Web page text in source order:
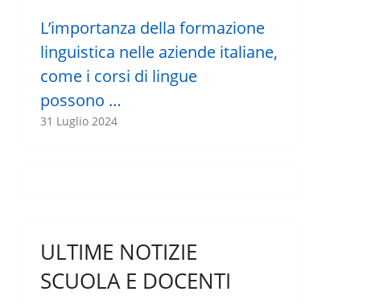
L’importanza della formazione
linguistica nelle aziende italiane,
come i corsi di lingue
possono …
31 Luglio 2024
ULTIME NOTIZIE
SCUOLA E DOCENTI